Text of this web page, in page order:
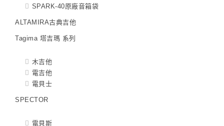
SPARK-40原廠音箱袋
ALTAMIRA古典吉他
Tagima 塔吉瑪 系列
木吉他
電吉他
電貝士
SPECTOR
電貝斯